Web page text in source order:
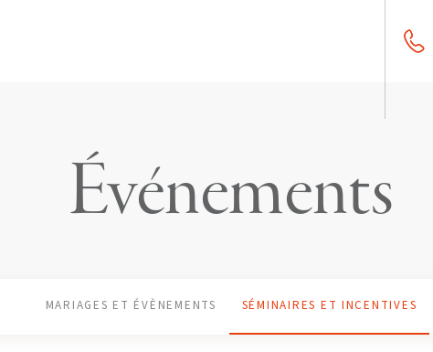
Événements
MARIAGES ET ÉVÈNEMENTS SÉMINAIRES ET INCENTIVES